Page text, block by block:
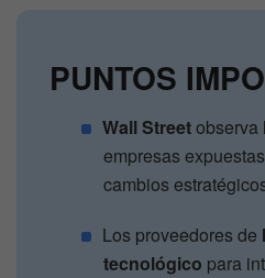
PUNTOS
Wall Streetobserva
empresas
cambios
Los proveedores de
tecnológico para